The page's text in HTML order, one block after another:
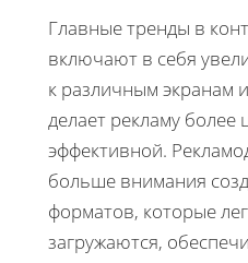
Главные тренды в
включают в себя
к различным экранам
делает рекламу
эффективной.
больше внимания
форматов, которые
загружаются,